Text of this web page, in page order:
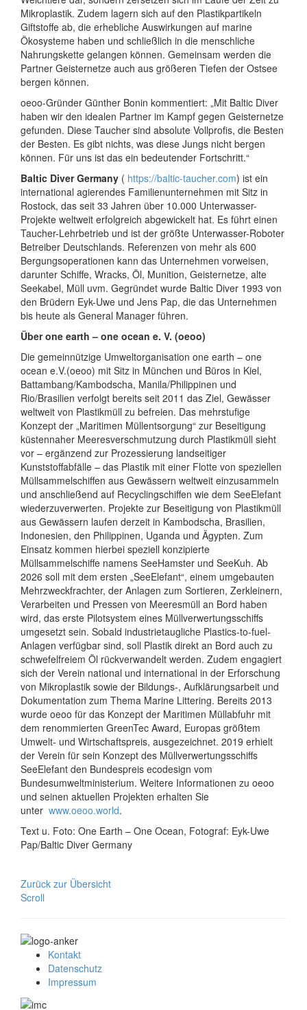
Mikroplastik. Zudem lagern sich auf den Plastikpartikeln
Giftstoffe ab, die erhebliche Auswirkungen auf marine
Ökosysteme haben und schließlich in die menschliche
Nahrungskette gelangen können. Gemeinsam werden die
Partner Geisternetze auch aus größeren Tiefen der Ostsee
bergen können.
oeoo-Gründer Günther Bonin kommentiert: „Mit Baltic Diver
haben wir den idealen Partner im Kampf gegen Geisternetze
gefunden. Diese Taucher sind absolute Vollprofis, die Besten
der Besten. Es gibt nichts, was diese Jungs nicht bergen
können. Für uns ist das ein bedeutender Fortschritt.“
Baltic Diver Germany ( https://baltic-taucher.com) ist ein
international agierendes Familienunternehmen mit Sitz in
Rostock, das seit 33 Jahren über 10.000 Unterwasser-
Projekte weltweit erfolgreich abgewickelt hat. Es führt einen
Taucher-Lehrbetrieb und ist der größte Unterwasser-Roboter
Betreiber Deutschlands. Referenzen von mehr als 600
Bergungsoperationen kann das Unternehmen vorweisen,
darunter Schiffe, Wracks, Öl, Munition, Geisternetze, alte
Seekabel, Müll uvm. Gegründet wurde Baltic Diver 1993 von
den Brüdern Eyk-Uwe und Jens Pap, die das Unternehmen
bis heute als General Manager führen.
Über one earth – one ocean e. V. (oeoo)
Die gemeinnützige Umweltorganisation one earth – one
ocean e.V.(oeoo) mit Sitz in München und Büros in Kiel,
Battambang/Kambodscha, Manila/Philippinen und
Rio/Brasilien verfolgt bereits seit 2011 das Ziel, Gewässer
weltweit von Plastikmüll zu befreien. Das mehrstufige
Konzept der „Maritimen Müllentsorgung“ zur Beseitigung
küstennaher Meeresverschmutzung durch Plastikmüll sieht
vor – ergänzend zur Prozessierung landseitiger
Kunststoffabfälle – das Plastik mit einer Flotte von speziellen
Müllsammelschiffen aus Gewässern weltweit einzusammeln
und anschließend auf Recyclingschiffen wie dem SeeElefant
wiederzuverwerten. Projekte zur Beseitigung von Plastikmüll
aus Gewässern laufen derzeit in Kambodscha, Brasilien,
Indonesien, den Philippinen, Uganda und Ägypten. Zum
Einsatz kommen hierbei speziell konzipierte
Müllsammelschiffe namens SeeHamster und SeeKuh. Ab
2026 soll mit dem ersten „SeeElefant“, einem umgebauten
Mehrzweckfrachter, der Anlagen zum Sortieren, Zerkleinern,
Verarbeiten und Pressen von Meeresmüll an Bord haben
wird, das erste Pilotsystem eines Müllverwertungsschiffs
umgesetzt sein. Sobald industrietaugliche Plastics-to-fuel-
Anlagen verfügbar sind, soll Plastik direkt an Bord auch zu
schwefelfreiem Öl rückverwandelt werden. Zudem engagiert
sich der Verein national und international in der Erforschung
von Mikroplastik sowie der Bildungs-, Aufklärungsarbeit und
Dokumentation zum Thema Marine Littering. Bereits 2013
wurde oeoo für das Konzept der Maritimen Müllabfuhr mit
dem renommierten GreenTec Award, Europas größtem
Umwelt- und Wirtschaftspreis, ausgezeichnet. 2019 erhielt
der Verein für sein Konzept des Müllverwertungsschiffs
SeeElefant den Bundespreis ecodesign vom
Bundesumweltministerium. Weitere Informationen zu oeoo
und seinen aktuellen Projekten erhalten Sie
unter www.oeoo.world.
Text u. Foto: One Earth – One Ocean, Fotograf: Eyk-Uwe
Pap/Baltic Diver Germany
Zurück zur Übersicht
Scroll
Kontakt
Datenschutz
Impressum